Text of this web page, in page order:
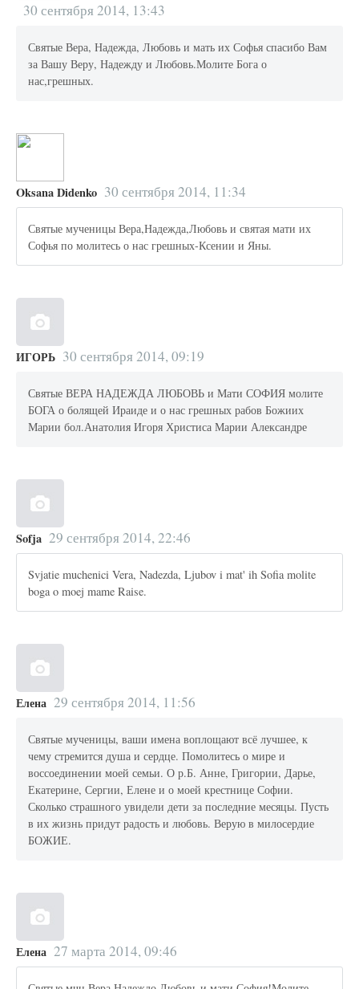
30 сентября 2014, 13:43
Святые Вера, Надежда, Любовь и мать их Софья спасибо Вам
за Вашу Веру, Надежду и Любовь.Молите Бога о
нас,грешных.
Oksana Didenko 30 сентября 2014, 11:34
Святые мученицы Вера,Надежда,Любовь и святая мати их
Софья по молитесь о нас грешных-Ксении и Яны.
ИГОРЬ 30 сентября 2014, 09:19
Святые ВЕРА НАДЕЖДА ЛЮБОВЬ и Мати СОФИЯ молите
БОГА о болящей Ираиде и о нас грешных рабов Божиих
Марии бол.Анатолия Игоря Христиса Марии Александре
Sofja 29 сентября 2014, 22:46
Svjatie muchenici Vera, Nadezda, Ljubov i mat' ih Sofia molite
boga o moej mame Raise.
Елена 29 сентября 2014, 11:56
Святые мученицы, ваши имена воплощают всё лучшее, к
чему стремится душа и сердце. Помолитесь о мире и
воссоединении моей семьи. О р.Б. Анне, Григории, Дарье,
Екатерине, Сергии, Елене и о моей крестнице Софии.
Сколько страшного увидели дети за последние месяцы. Пусть
в их жизнь придут радость и любовь. Верую в милосердие
БОЖИЕ.
Елена 27 марта 2014, 09:46